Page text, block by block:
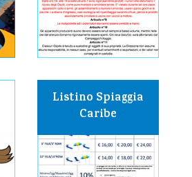
Listino Spiaggia
Caribe